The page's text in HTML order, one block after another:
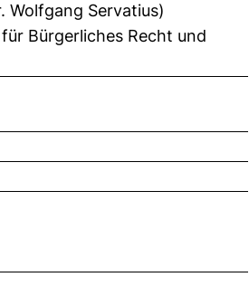
Wolfgang Servatius)
Bürgerliches Recht und